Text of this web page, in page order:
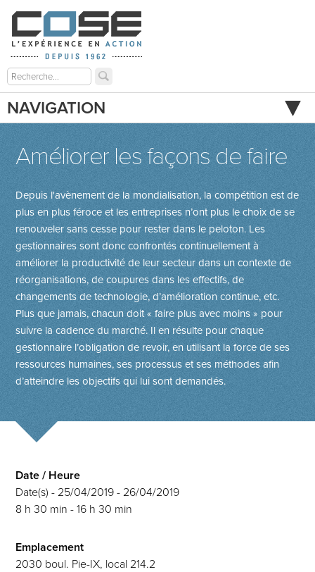
NAVIGATION
Améliorer les façons de faire
Depuis l'avènement de la mondialisation, la compétition est de
plus en plus féroce et les entreprises n’ont plus le choix de se
renouveler sans cesse pour rester dans le peloton. Les
gestionnaires sont donc confrontés continuellement à
améliorer la productivité de leur secteur dans un contexte de
réorganisations, de coupures dans les effectifs, de
changements de techno­logie, d’amélioration continue, etc.
Plus que jamais, chacun doit « faire plus avec moins » pour
suivre la cadence du marché. Il en résulte pour chaque
gestionnaire l’obligation de revoir, en utilisant la force de ses
ressources humaines, ses processus et ses méthodes afin
d’atteindre les objectifs qui lui sont demandés.
Date / Heure
Date(s) - 25/04/2019 - 26/04/2019
8 h 30 min - 16 h 30 min
Emplacement
2030 boul. Pie-IX, local 214.2